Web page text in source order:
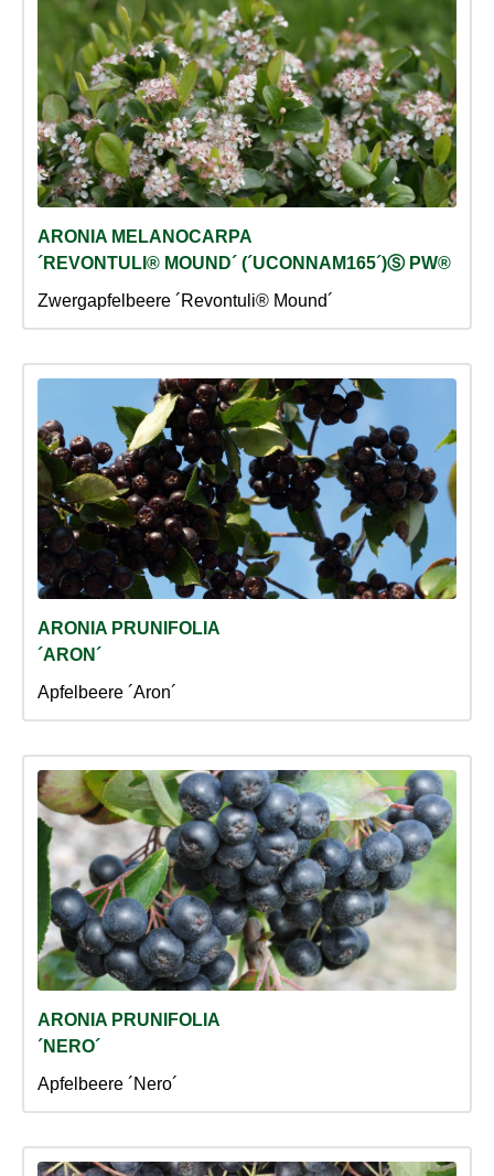
ARONIA MELANOCARPA
´REVONTULI® MOUND´ (´UCONNAM165´)Ⓢ PW®
Zwergapfelbeere ´Revontuli® Mound´
ARONIA PRUNIFOLIA
´ARON´
Apfelbeere ´Aron´
ARONIA PRUNIFOLIA
´NERO´
Apfelbeere ´Nero´